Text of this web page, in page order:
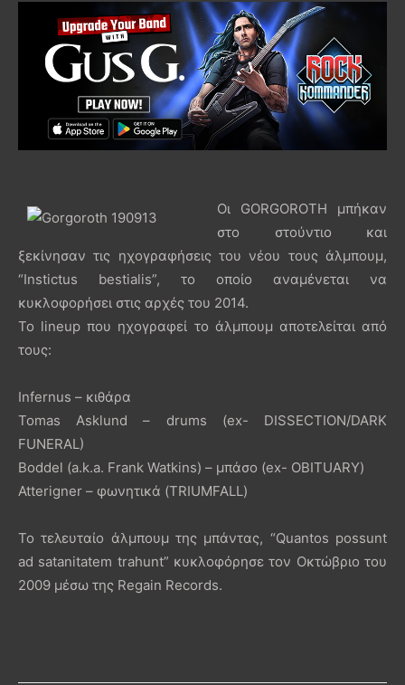
Οι GORGOROTH μπήκαν
στο στούντιο και
ξεκίνησαν τις ηχογραφήσεις του νέου τους άλμπουμ,
“Instictus bestialis”, το οποίο αναμένεται να
κυκλοφορήσει στις αρχές του 2014.
Το lineup που ηχογραφεί το άλμπουμ αποτελείται από
τους:
Infernus – κιθάρα
Tomas Asklund – drums (ex- DISSECTION/DARK
FUNERAL)
Boddel (a.k.a. Frank Watkins) – μπάσο (ex- OBITUARY)
Atterigner – φωνητικά (TRIUMFALL)
To τελευταίο άλμπουμ της μπάντας, “Quantos possunt
ad satanitatem trahunt” κυκλοφόρησε τον Οκτώβριο του
2009 μέσω της Regain Records.